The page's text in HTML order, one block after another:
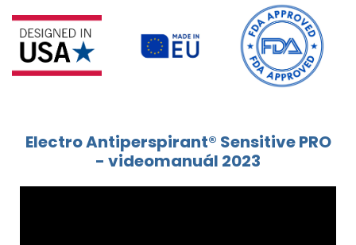
Electro Antiperspirant® Sensitive PRO
- videomanuál 2023